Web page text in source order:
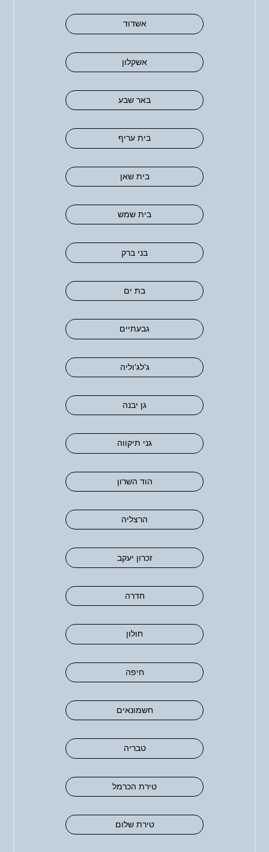
אשדוד
אשקלון
באר שבע
בית עריף
בית שאן
בית שמש
בני ברק
בת ים
גבעתיים
ג'לג'וליה
גן יבנה
גני תיקווה
הוד השרון
הרצליה
זכרון יעקב
חדרה
חולון
חיפה
חשמונאים
טבריה
טירת הכרמל
טירת שלום